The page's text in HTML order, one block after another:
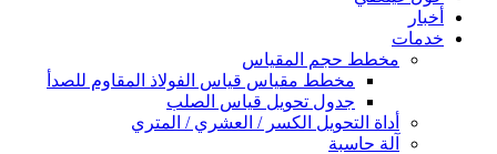
أخبار
خدمات
مخطط حجم المقياس
مخطط مقياس قياس الفولاذ المقاوم للصدأ
جدول تحويل قياس الصلب
أداة التحويل الكسر / العشري / المتري
آلة حاسبة